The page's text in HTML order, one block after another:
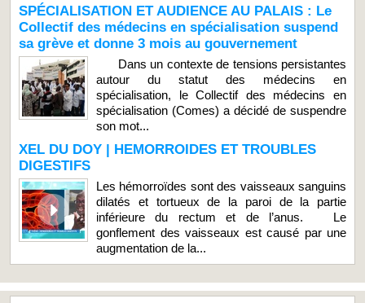
SPÉCIALISATION ET AUDIENCE AU PALAIS : Le
Collectif des médecins en spécialisation suspend
sa grève et donne 3 mois au gouvernement
Dans un contexte de tensions persistantes
autour du statut des médecins en
spécialisation, le Collectif des médecins en
spécialisation (Comes) a décidé de suspendre
son mot...
XEL DU DOY | HEMORROIDES ET TROUBLES
DIGESTIFS
Les hémorroïdes sont des vaisseaux sanguins
dilatés et tortueux de la paroi de la partie
inférieure du rectum et de l’anus. Le
gonflement des vaisseaux est causé par une
augmentation de la...